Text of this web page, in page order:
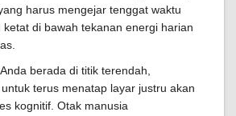
harus mengejar tenggat waktu
ketat di bawah tekanan energi harian
berada di titik terendah,
terus menatap layar justru akan
kognitif. Otak manusia